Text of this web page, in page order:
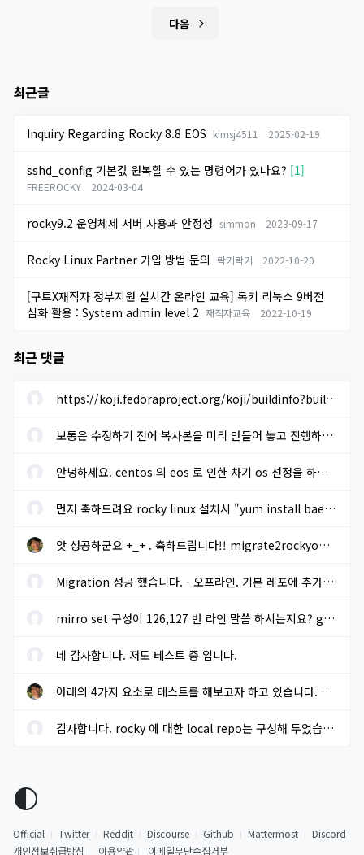
다음
최근글
Inquiry Regarding Rocky 8.8 EOS kimsj4511 2025-02-19
sshd_config 기본값 원복할 수 있는 명령어가 있나요? [1]
FREEROCKY 2024-03-04
rocky9.2 운영체제 서버 사용과 안정성 simmon 2023-09-17
Rocky Linux Partner 가입 방법 문의 락키락키 2022-10-20
[구트X재직자 정부지원 실시간 온라인 교육] 록키 리눅스 9버전
심화 활용 : System admin level 2 재직자교육 2022-10-19
최근 댓글
https://koji.fedoraproject.org/koji/buildinfo?buildID=1633205 에...
보통은 수정하기 전에 복사본을 미리 만들어 놓고 진행하면 됩니다. ...
안녕하세요. centos 의 eos 로 인한 차기 os 선정을 하려고 합니다. r...
먼저 축하드려요 rocky linux 설치시 "yum install baekmuk-ttf-...
앗 성공하군요 +_+ . 축하드립니다!! migrate2rockyoffline.sh 로 파...
Migration 성공 했습니다. - 오프라인. 기본 레포에 추가적으로 extra...
mirro set 구성이 126,127 번 라인 말씀 하시는지요? gpg key sms 117...
네 감사합니다. 저도 테스트 중 입니다.
아래의 4가지 요소로 테스트를 해보고자 하고 있습니다. 결과가 나오...
감사합니다. rocky 에 대한 local repo는 구성해 두었습니다.
Official Twitter Reddit Discourse Github Mattermost
Discord
개인정보취급방침
이용약관 이메일무단수집거부